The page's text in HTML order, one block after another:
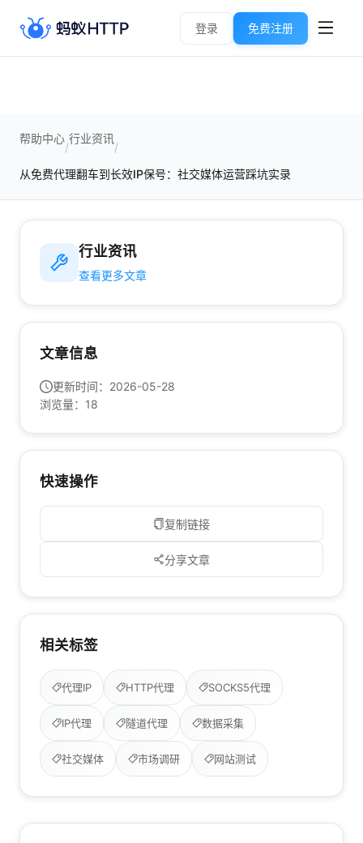
登录 免费注册
帮助中心
/
行业资讯
/
从免费代理翻车到长效IP保号：社交媒体运营踩坑实录
行业资讯
查看更多文章
文章信息
更新时间： 2026-05-28
浏览量： 18
快速操作
复制链接
分享文章
相关标签
代理IP HTTP代理 SOCKS5代理
IP代理 隧道代理 数据采集
社交媒体 市场调研 网站测试